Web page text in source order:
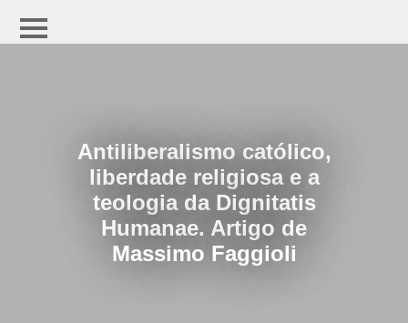
Antiliberalismo católico,
liberdade religiosa e a
teologia da Dignitatis
Humanae. Artigo de
Massimo Faggioli